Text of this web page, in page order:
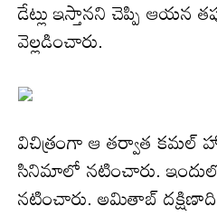
డేట్లు ఇస్తానని చెప్పి ఆయన
వెల్లడించారు.
విచిత్రంగా ఆ తర్వాత కమల్
సినిమాలో నటించారు.
నటించారు. అమితాబ్